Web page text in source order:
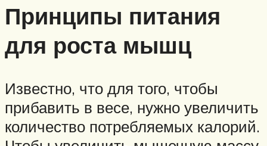
Принципы питания
для роста мышц
Известно, что для того, чтобы
прибавить в весе, нужно увеличить
количество потребляемых калорий.